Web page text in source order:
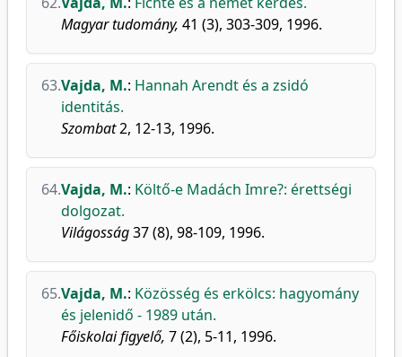
Magyar tudomány, 41 (3), 303-309, 1996.
63.Vajda, M.: Hannah Arendt és a zsidó
identitás.
Szombat2, 12-13, 1996.
64.Vajda, M.: Költő-e Madách Imre?: érettségi
dolgozat.
Világosság37 (8), 98-109, 1996.
65.Vajda, M.: Közösség és erkölcs: hagyomány
és jelenidő - 1989 után.
Főiskolai figyelő, 7 (2), 5-11, 1996.